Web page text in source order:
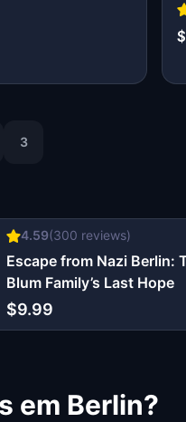
3
4.59(300 reviews)
Escape from Nazi Berlin:
Blum Family’s Last Hope
$9.99
em Berlin?